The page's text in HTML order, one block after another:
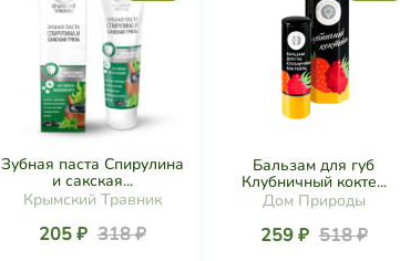
Зубная паста Спирулина
и сакская...
Крымский Травник
205 ₽ 318 ₽
Бальзам для губ
Клубничный кокте...
Дом Природы
259 ₽ 518 ₽